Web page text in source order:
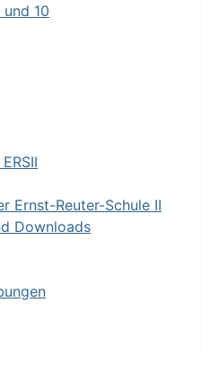
10
Ernst-Reuter-Schule II
Downloads